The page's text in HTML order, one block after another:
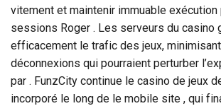
vitement et maintenir immuable exécution
sessions Roger . Les serveurs du casino
efficacement le trafic des jeux,
déconnexions qui pourraient perturber
par . FunzCity continue le casino de jeux
incorporé le long de le mobile site , qui